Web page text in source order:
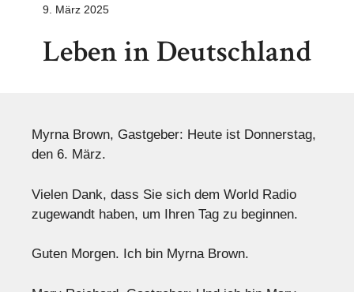
9. März 2025
Leben in Deutschland
Myrna Brown, Gastgeber: Heute ist Donnerstag,
den 6. März.
Vielen Dank, dass Sie sich dem World Radio
zugewandt haben, um Ihren Tag zu beginnen.
Guten Morgen. Ich bin Myrna Brown.